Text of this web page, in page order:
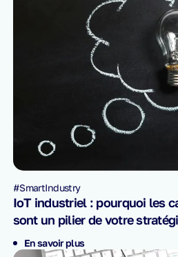
IoT industriel : pourquoi les
sont un pilier de votre
#SmartIndustry
En savoir plus